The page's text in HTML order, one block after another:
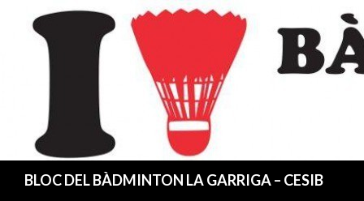
BLOC DEL BÀDMINTON LA GARRIGA – CESIB